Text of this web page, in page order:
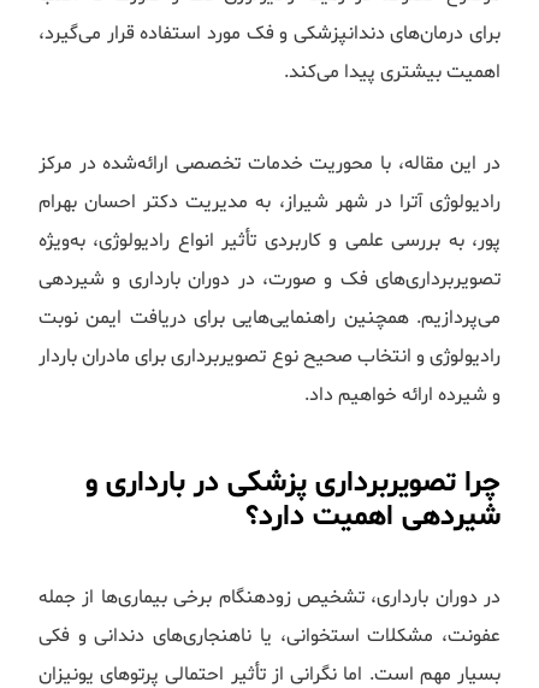
برای درمان‌های دندانپزشکی و فک مورد استفاده قرار می‌گیرد،
اهمیت بیشتری پیدا می‌کند.
در این مقاله، با محوریت خدمات تخصصی ارائه‌شده در مرکز
رادیولوژی آترا در شهر شیراز، به مدیریت دکتر احسان بهرام
پور، به بررسی علمی و کاربردی تأثیر انواع رادیولوژی، به‌ویژه
تصویربرداری‌های فک و صورت، در دوران بارداری و شیردهی
می‌پردازیم. همچنین راهنمایی‌هایی برای دریافت ایمن نوبت
رادیولوژی و انتخاب صحیح نوع تصویربرداری برای مادران باردار
و شیرده ارائه خواهیم داد.
چرا تصویربرداری پزشکی در بارداری و
شیردهی اهمیت دارد؟
در دوران بارداری، تشخیص زودهنگام برخی بیماری‌ها از جمله
عفونت، مشکلات استخوانی، یا ناهنجاری‌های دندانی و فکی
بسیار مهم است. اما نگرانی از تأثیر احتمالی پرتوهای یونیزان